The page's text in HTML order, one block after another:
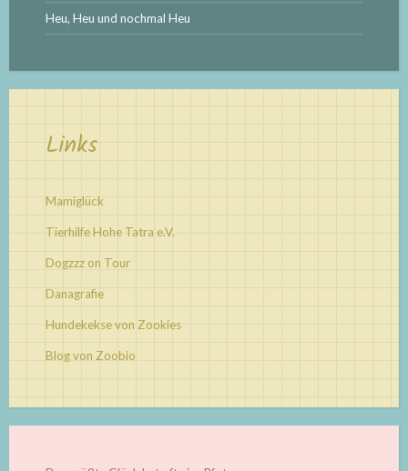
Heu, Heu und nochmal Heu
Links
Mamiglück
Tierhilfe Hohe Tatra e.V.
Dogzzz on Tour
Danagrafie
Hundekekse von Zookies
Blog von Zoobio